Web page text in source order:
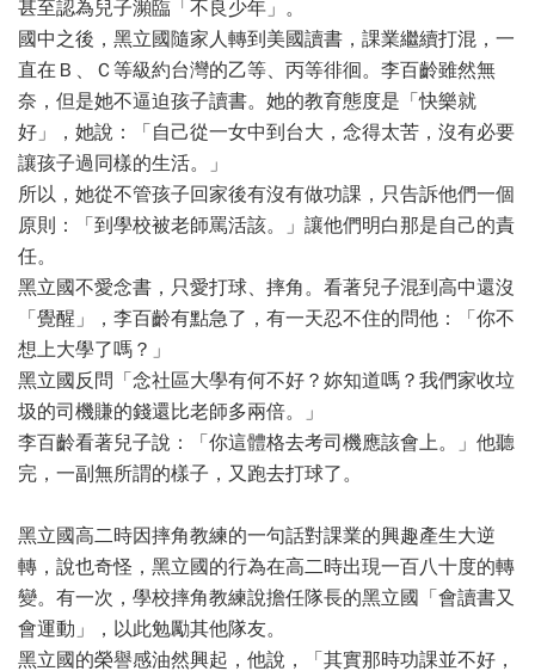
甚至認為兒子瀕臨「不良少年」。
國中之後，黑立國隨家人轉到美國讀書，課業繼續打混，一
直在Ｂ、Ｃ等級約台灣的乙等、丙等徘徊。李百齡雖然無
奈，但是她不逼迫孩子讀書。她的教育態度是「快樂就
好」，她說：「自己從一女中到台大，念得太苦，沒有必要
讓孩子過同樣的生活。」
所以，她從不管孩子回家後有沒有做功課，只告訴他們一個
原則：「到學校被老師罵活該。」讓他們明白那是自己的責
任。
黑立國不愛念書，只愛打球、摔角。看著兒子混到高中還沒
「覺醒」，李百齡有點急了，有一天忍不住的問他：「你不
想上大學了嗎？」
黑立國反問「念社區大學有何不好？妳知道嗎？我們家收垃
圾的司機賺的錢還比老師多兩倍。」
李百齡看著兒子說：「你這體格去考司機應該會上。」他聽
完，一副無所謂的樣子，又跑去打球了。
黑立國高二時因摔角教練的一句話對課業的興趣產生大逆
轉，說也奇怪，黑立國的行為在高二時出現一百八十度的轉
變。有一次，學校摔角教練說擔任隊長的黑立國「會讀書又
會運動」，以此勉勵其他隊友。
黑立國的榮譽感油然興起，他說，「其實那時功課並不好，